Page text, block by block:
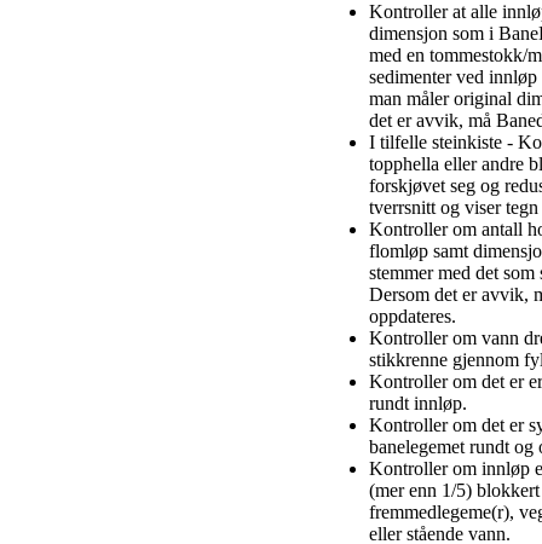
Kontroller at alle
dimensjon som i
med en tommestokk/
sedimenter ved
man måler original
det er avvik, må
I tilfelle steinkiste -
topphella eller andre
forskjøvet seg og
tverrsnitt og viser
Kontroller om antall
flomløp samt
stemmer med det
Dersom det er avvik,
oppdateres.
Kontroller om vann
stikkrenne gjennom
Kontroller om det er
rundt innløp.
Kontroller om det er
banelegemet rundt og
Kontroller om innløp
(mer enn 1/5)
fremmedlegeme(r),
eller stående vann.